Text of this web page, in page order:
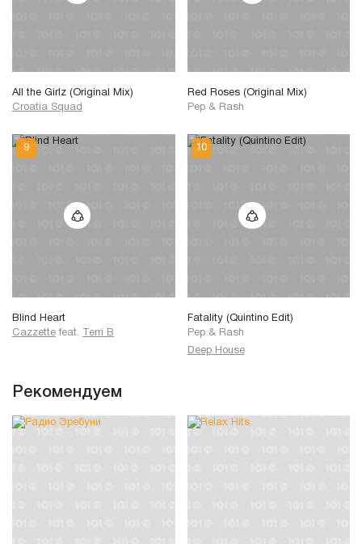
All the Girlz (Original Mix)
Croatia Squad
Red Roses (Original Mix)
Pep & Rash
Blind Heart
Cazzette feat. Terri B
Fatality (Quintino Edit)
Pep & Rash
Deep House
Рекомендуем